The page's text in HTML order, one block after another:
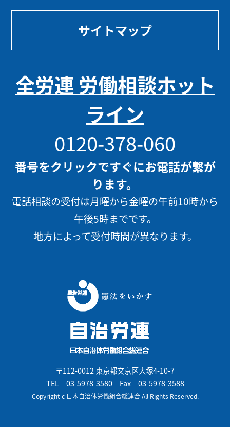
サイトマップ
全労連 労働相談ホット
ライン
0120-378-060
番号をクリックですぐにお電話が繋が
ります。
電話相談の受付は月曜から金曜の午前10時から
午後5時までです。
地方によって受付時間が異なります。
〒112-0012 東京都文京区大塚4-10-7
TEL 03-5978-3580Fax 03-5978-3588
Copyright c 日本自治体労働組合総連合 All Rights Reserved.